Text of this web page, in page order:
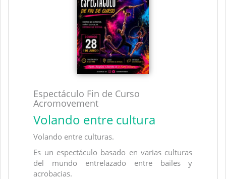
Espectáculo Fin de Curso
Acromovement
Volando entre cultura
Volando entre culturas.
Es un espectáculo basado en varias culturas
del mundo entrelazado entre bailes y
acrobacias.